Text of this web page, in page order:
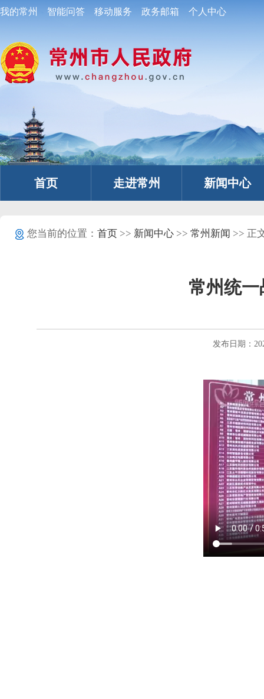
我的常州 智能问答 移动服务 政务邮箱 个人中心
首页 走进常州 新闻中心
您当前的位置： 首页>> 新闻中心>> 常州新闻 >> 正
常州统
发布日期：